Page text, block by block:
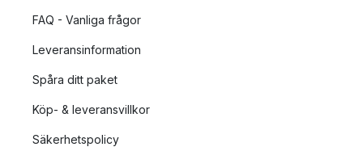
FAQ - Vanliga frågor
Leveransinformation
Spåra ditt paket
Köp- & leveransvillkor
Säkerhetspolicy